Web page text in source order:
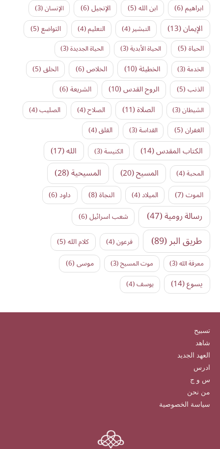
ابراهيم(6) ابن الله(5) الإنجيل(6) الإنسان(3)
الإيمان(13) التبشير(4) التعليم(4) التواضع(5)
الحياة(5) الحياة الأبدية(3) الحياة الجديدة(3)
الخدمة(3) الخطيئة(10) الخلاص(6) الخلق(5)
الذنب(5) الروح القدس(10) الشريعة(6)
الشيطان(3) الصلاة(11) الصلاح(4) الصليب(4)
الغفران(5) القداسة(3) القلق(4)
الكتاب المقدس(14) الكنيسة(3) الله(17)
المحبة(4) المسيح(20) المسيحية(28)
الموت(7) الميلاد(4) النجاة(8) داود(6)
رسالة رومية(47) شعب اسرائيل(6)
طريق البر(89) فرعون(4) كلام الله(5)
معرفة الله(3) موت المسيح(3) موسى(6)
يسوع(14) يوسف(4)
تسبيح
شاهد
العهد الجديد
ادرس
س و ج
من نحن
سياسة الخصوصية